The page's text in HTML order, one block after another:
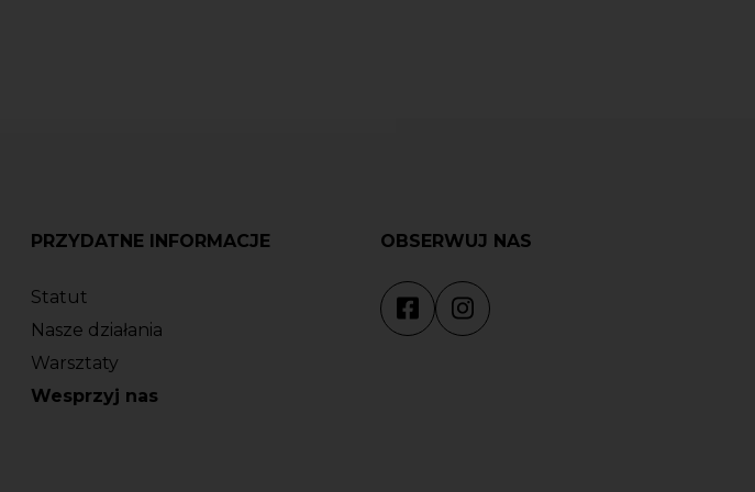
PRZYDATNE INFORMACJE
Statut
Nasze działania
Warsztaty
Wesprzyj nas
OBSERWUJ NAS